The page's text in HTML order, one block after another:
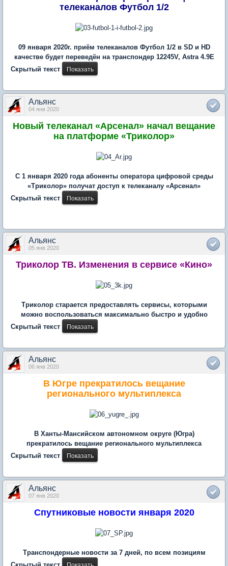
телеканалов Футбол 1/2
09 января 2020г. приём телеканалов Футбол 1/2 в SD и HD
качестве будет переведён на транспондер 12245V, Astra 4.9E
Скрытый текст
Альянс
04 янв 2020
Новый телеканал «Арсенал» начал вещание
на платформе «Триколор»
С 1 января 2020 года абоненты оператора цифровой среды
«Триколор» получат доступ к телеканалу «Арсенал»
Скрытый текст
Альянс
05 янв 2020
Триколор ТВ. Изменения в сервисе «Кино»
Триколор старается предоставлять сервисы, которыми
можно воспользоваться максимально быстро и удобно
Скрытый текст
Альянс
06 янв 2020
В Югре прекратилось вещание
регионального мультиплекса
В Ханты-Мансийском автономном округе (Югра)
прекратилось вещание регионального мультиплекса
Скрытый текст
Альянс
07 янв 2020
Спутниковые новости января 2020
Транспондерные новости за 7 дней, по всем позициям